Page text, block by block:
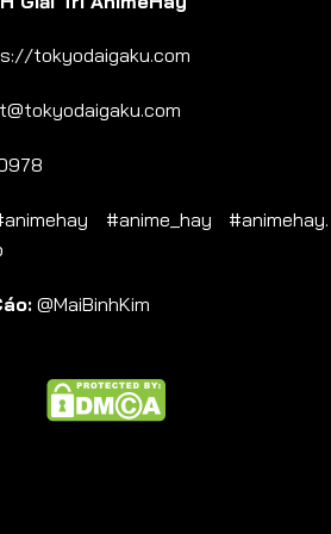
tokyodaigaku.com
#anime_hay
@MaiBinhKim